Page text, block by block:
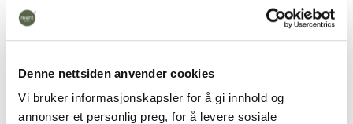
Denne nettsiden anvender cookies
Vi bruker informasjonskapsler for å gi innhold og
annonser et personlig preg, for å levere sosiale
Categories: